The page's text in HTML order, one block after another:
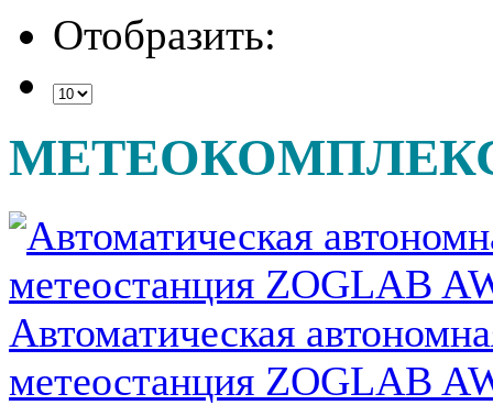
Отобразить:
Автоматическая
метеостанция ZOGLAB